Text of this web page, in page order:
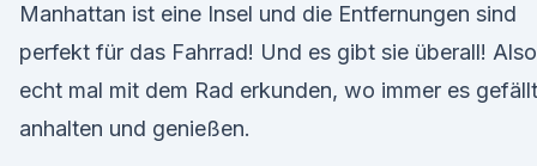
Manhattan ist eine Insel und die Entfernungen sind
perfekt für das Fahrrad! Und es gibt sie überall!
echt mal mit dem Rad erkunden, wo immer es
anhalten und genießen.